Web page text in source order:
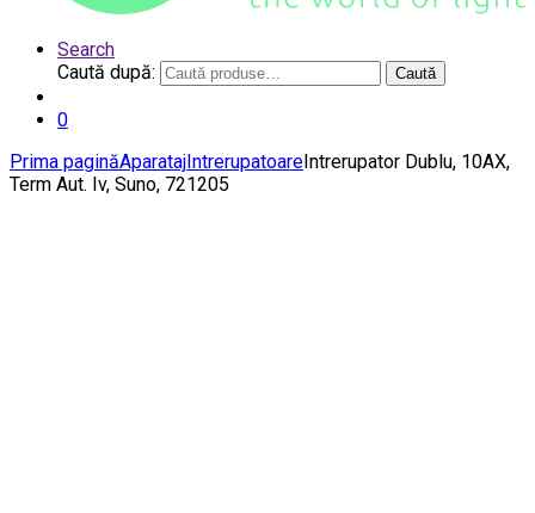
Search
Caută după:
Caută
0
Prima paginăAparatajIntrerupatoareIntrerupator Dublu, 10AX,
Term Aut. Iv, Suno, 721205